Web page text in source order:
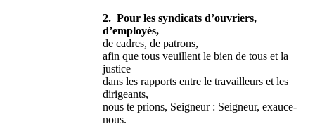
2. Pour les syndicats d’ouvriers,
d’employés,
de cadres, de patrons,
afin que tous veuillent le bien de tous et la
justice
dans les rapports entre le travailleurs et les
dirigeants,
nous te prions, Seigneur : Seigneur, exauce-
nous.